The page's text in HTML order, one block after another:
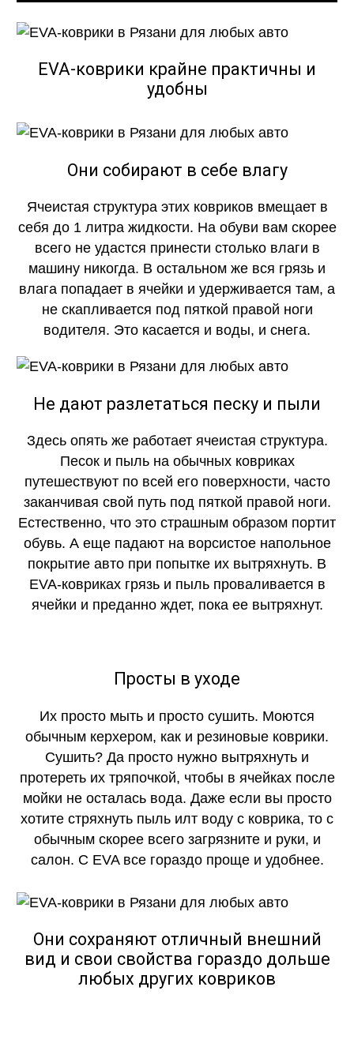
EVA-коврики крайне практичны и
удобны
Они собирают в себе влагу
Ячеистая структура этих ковриков вмещает в
себя до 1 литра жидкости. На обуви вам скорее
всего не удастся принести столько влаги в
машину никогда. В остальном же вся грязь и
влага попадает в ячейки и удерживается там, а
не скапливается под пяткой правой ноги
водителя. Это касается и воды, и снега.
Не дают разлетаться песку и пыли
Здесь опять же работает ячеистая структура.
Песок и пыль на обычных ковриках
путешествуют по всей его поверхности, часто
заканчивая свой путь под пяткой правой ноги.
Естественно, что это страшным образом портит
обувь. А еще падают на ворсистое напольное
покрытие авто при попытке их вытряхнуть. В
EVA-ковриках грязь и пыль проваливается в
ячейки и преданно ждет, пока ее вытряхнут.
Просты в уходе
Их просто мыть и просто сушить. Моются
обычным керхером, как и резиновые коврики.
Сушить? Да просто нужно вытряхнуть и
протереть их тряпочкой, чтобы в ячейках после
мойки не осталась вода. Даже если вы просто
хотите стряхнуть пыль илт воду с коврика, то с
обычным скорее всего загрязните и руки, и
салон. С EVA все гораздо проще и удобнее.
Они сохраняют отличный внешний
вид и свои свойства гораздо дольше
любых других ковриков